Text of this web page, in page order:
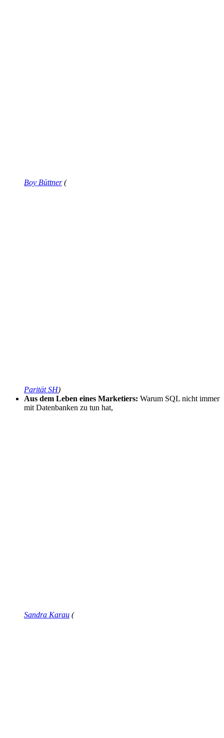
Boy Büttner(
Parität SH)
Aus dem Leben eines Marketiers: Warum SQL nicht immer
mit Datenbanken zu tun hat,
Sandra Karau (